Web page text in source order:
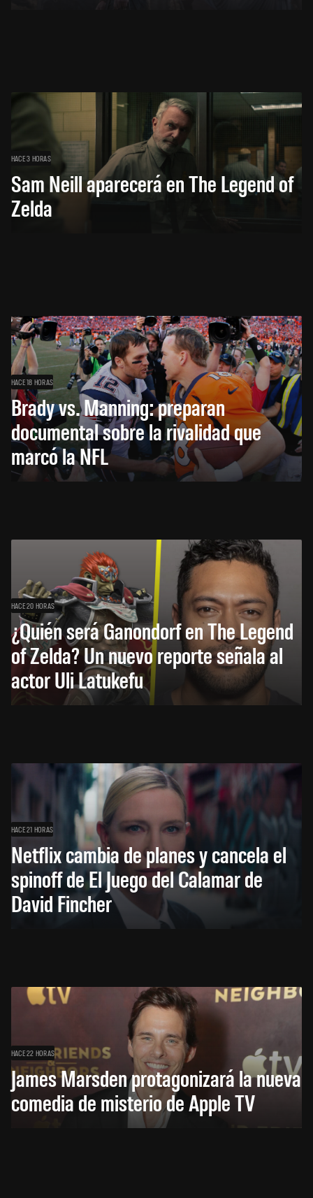
HACE 3 HORAS
Sam Neill aparecerá en The Legend of
Zelda
HACE 18 HORAS
Brady vs. Manning: preparan
documental sobre la rivalidad que
marcó la NFL
HACE 20 HORAS
¿Quién será Ganondorf en The Legend
of Zelda? Un nuevo reporte señala al
actor Uli Latukefu
HACE 21 HORAS
Netflix cambia de planes y cancela el
spinoff de El Juego del Calamar de
David Fincher
HACE 22 HORAS
James Marsden protagonizará la nueva
comedia de misterio de Apple TV